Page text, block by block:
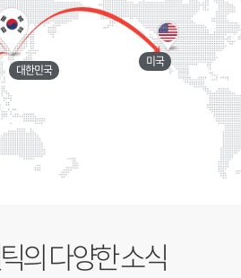
대한민국
미국
의 다양한 소식